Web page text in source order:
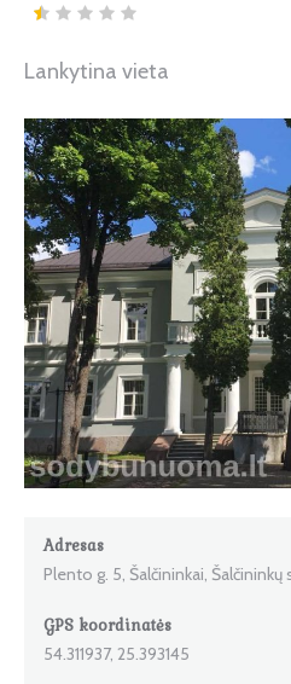
Lankytina vieta
Adresas
Plento g. 5, Šalčininkai, Šalčininkų
GPS koordinatės
54.311937, 25.393145